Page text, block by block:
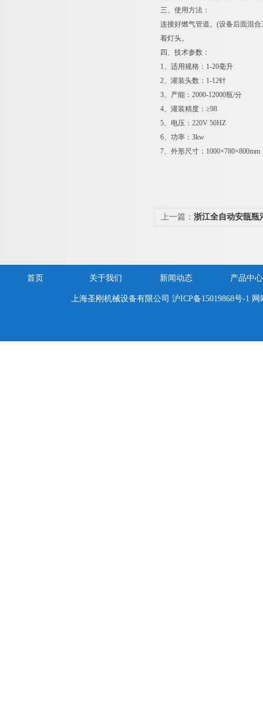
三、使用方法：
连接好燃气管道。(设备后面混
着灯头。
四、技术参数：
1、适用规格：1-20毫升
2、灌装头数：1-12针
3、产能：2000-12000瓶/分
4、灌装精度：≥98
5、电压：220V 50HZ
6、功率：3kw
7、外形尺寸：1000×780×800mm
上一篇： 浙江全自动安瓿瓶
首页 关于我们 新闻动态 产品中心
上海圣刚机械设备有限公司沪ICP备15019868号-1 网